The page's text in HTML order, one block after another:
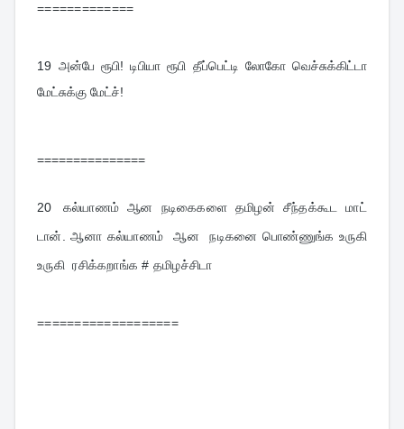
=============
19 அன்பே ரூபி! டிபியா ரூபி தீப்பெட்டி லோகோ வெச்சுக்கிட்டா
மேட்சுக்கு மேட்ச்!
===============
20 கல்யாணம்  ஆன  நடிகைகளை  தமிழன்  சீந்தக்கூட  மாட்
டான். ஆனா கல்யாணம்  ஆன  நடிகனை பொண்ணுங்க உருகி
உருகி  ரசிக்கறாங்க # தமிழச்சிடா
===================